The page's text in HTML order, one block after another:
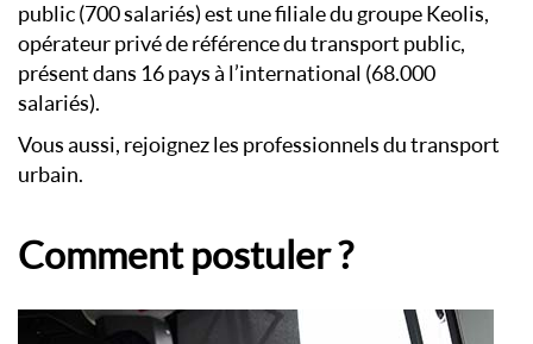
public (700 salariés) est une filiale du groupe Keolis,
opérateur privé de référence du transport public,
présent dans 16 pays à l’international (68.000
salariés).
Vous aussi, rejoignez les professionnels du transport
urbain.
Comment postuler ?